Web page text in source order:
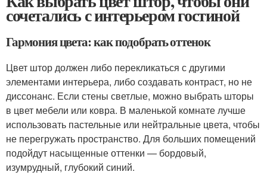
сочетались с интерьером гостиной
Гармония цвета: как подобрать оттенок
Цвет штор должен либо перекликаться с другими
элементами интерьера, либо создавать контраст, но не
диссонанс. Если стены светлые, можно выбрать шторы
в цвет мебели или ковра. В маленькой комнате лучше
использовать пастельные или нейтральные цвета, чтобы
не перегружать пространство. Для больших помещений
подойдут насыщенные оттенки — бордовый,
изумрудный, глубокий синий.